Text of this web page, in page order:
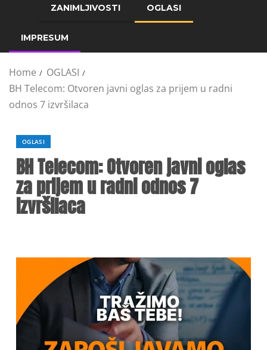
ZANIMLJIVOSTI OGLASI
IMPRESUM
Home
OGLASI
BH Telecom: Otvoren javni oglas za prijem u radni
odnos 7 izvršilaca
OGLASI
BH Telecom: Otvoren javni oglas
za prijem u radni odnos 7
izvršilaca